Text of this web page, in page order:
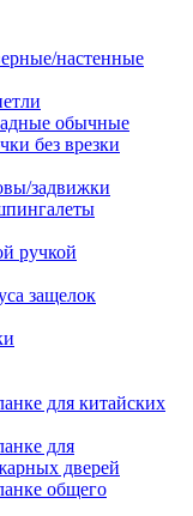
настенные
обычные
без врезки
задвижки
ручкой
защелок
для китайских
для
дверей
общего